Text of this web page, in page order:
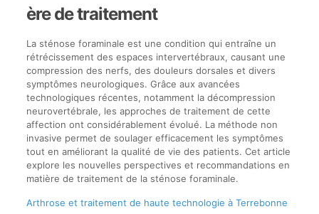
ère de traitement
La sténose foraminale est une condition qui entraîne un
rétrécissement des espaces intervertébraux, causant une
compression des nerfs, des douleurs dorsales et divers
symptômes neurologiques. Grâce aux avancées
technologiques récentes, notamment la décompression
neurovertébrale, les approches de traitement de cette
affection ont considérablement évolué. La méthode non
invasive permet de soulager efficacement les symptômes
tout en améliorant la qualité de vie des patients. Cet article
explore les nouvelles perspectives et recommandations en
matière de traitement de la sténose foraminale.
Arthrose et traitement de haute technologie à Terrebonne